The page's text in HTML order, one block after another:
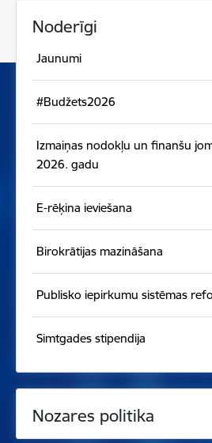
Noderīgi
Jaunumi
#Budžets2026
Izmaiņas nodokļu un finanšu
2026. gadu
E-rēķina ieviešana
Birokrātijas mazināšana
Publisko iepirkumu sistēmas
Simtgades stipendija
Nozares politika